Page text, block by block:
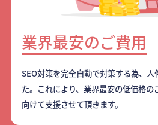
業界最安のご費用
SEO対策を完全自動で対策する為、
た。これにより、業界最安の低価格の
向けて支援させて頂きます。